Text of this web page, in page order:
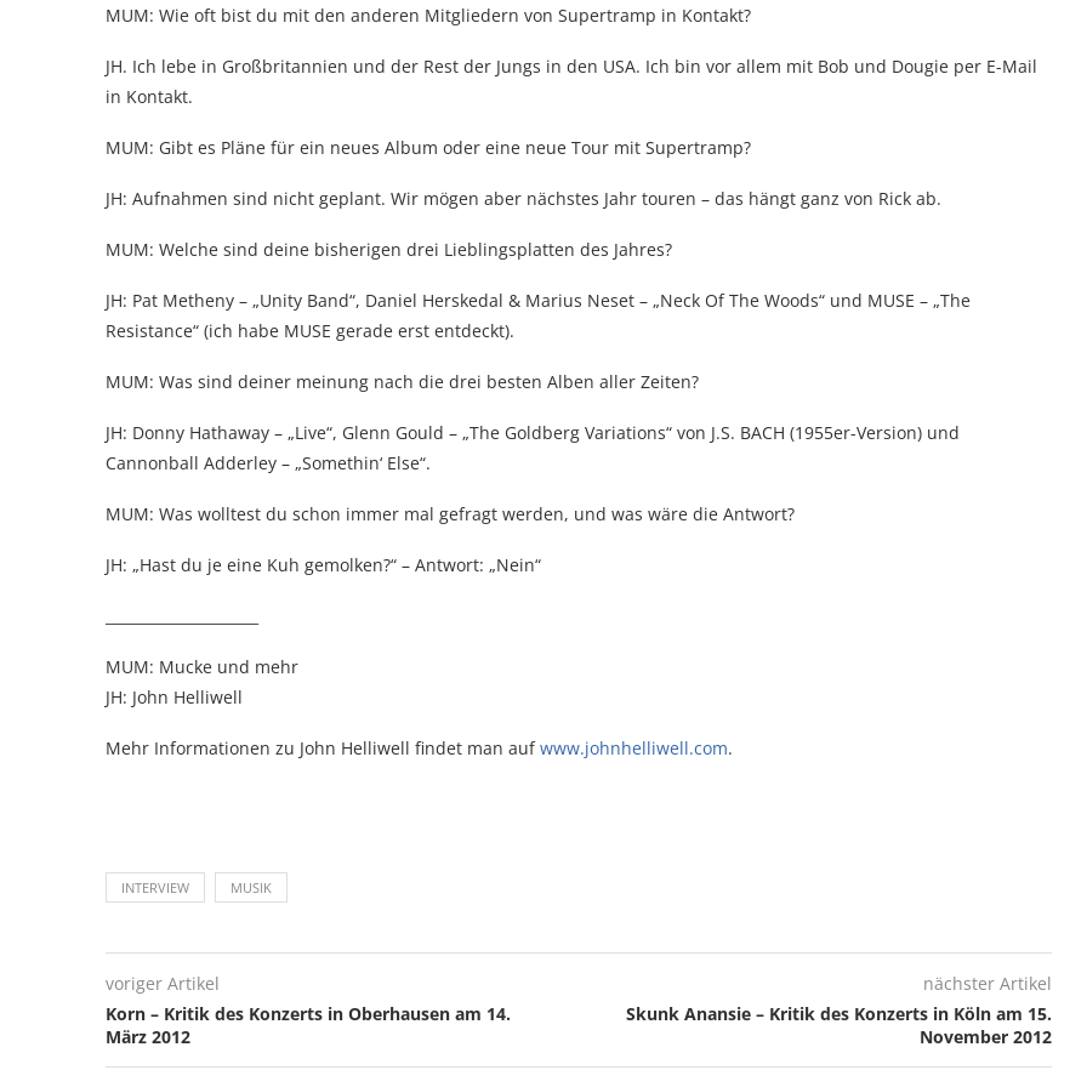
MUM: Wie oft bist du mit den anderen Mitgliedern von Supertramp in Kontakt?
JH. Ich lebe in Großbritannien und der Rest der Jungs in den USA. Ich bin vor allem mit Bob und Dougie per E-Mail
in Kontakt.
MUM: Gibt es Pläne für ein neues Album oder eine neue Tour mit Supertramp?
JH: Aufnahmen sind nicht geplant. Wir mögen aber nächstes Jahr touren – das hängt ganz von Rick ab.
MUM: Welche sind deine bisherigen drei Lieblingsplatten des Jahres?
JH: Pat Metheny – „Unity Band“, Daniel Herskedal & Marius Neset – „Neck Of The Woods“ und MUSE – „The
Resistance“ (ich habe MUSE gerade erst entdeckt).
MUM: Was sind deiner meinung nach die drei besten Alben aller Zeiten?
JH: Donny Hathaway – „Live“, Glenn Gould – „The Goldberg Variations“ von J.S. BACH (1955er-Version) und
Cannonball Adderley – „Somethin‘ Else“.
MUM: Was wolltest du schon immer mal gefragt werden, und was wäre die Antwort?
JH: „Hast du je eine Kuh gemolken?“ – Antwort: „Nein“
MUM: Mucke und mehr
JH: John Helliwell
Mehr Informationen zu John Helliwell findet man aufwww.johnhelliwell.com.
INTERVIEW MUSIK
voriger Artikel
Korn – Kritik des Konzerts in Oberhausen am 14.
März 2012
nächster Artikel
Skunk Anansie – Kritik des Konzerts in Köln am 15.
November 2012